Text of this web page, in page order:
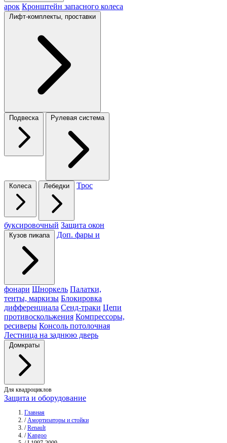
арок Кронштейн запасного колеса
Лифт-комплекты, проставки
Подвеска Рулевая система
Колеса Лебедки Трос
буксировочный Защита окон
Кузов пикапа Доп. фары и
фонари Шноркель Палатки,
тенты, маркизы Блокировка
дифференциала Сенд-траки Цепи
противоскольжения Компрессоры,
ресиверы Консоль потолочная
Лестница на заднюю дверь
Домкраты
Для квадроциклов
Защита и оборудование
Главная
/ Амортизаторы и стойки
/ Renault
/ Kangoo